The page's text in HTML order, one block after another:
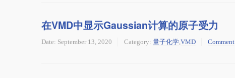
在VMD中显示Gaussian计算的原子受力
Date: September 13, 2020 Category: 量子化学 VMD Comment